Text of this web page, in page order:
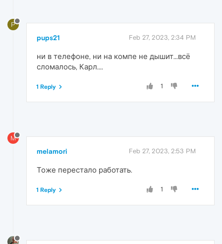
P
pups21 Feb 27, 2023, 2:34 PM
ни в телефоне, ни на компе не дышит...всё
сломалось, Карл....
1
1 Reply
M
melamori Feb 27, 2023, 2:53 PM
Тоже перестало работать.
1
1 Reply